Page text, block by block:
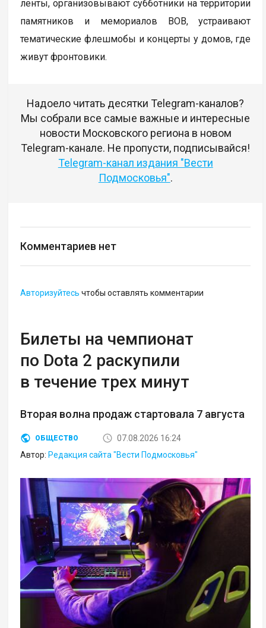
ленты, организовывают субботники на территории
памятников и мемориалов ВОВ, устраивают
тематические флешмобы и концерты у домов, где
живут фронтовики.
Надоело читать десятки Telegram-каналов?
Мы собрали все самые важные и интересные
новости Московского региона в новом
Telegram-канале. Не пропусти, подписывайся!
Telegram-канал издания "Вести
Подмосковья".
Комментариев нет
Авторизуйтесь чтобы оставлять комментарии
Билеты на чемпионат
по Dota 2 раскупили
в течение трех минут
Вторая волна продаж стартовала 7 августа
ОБЩЕСТВО
07.08.2026 16:24
Автор: Редакция сайта "Вести Подмосковья"